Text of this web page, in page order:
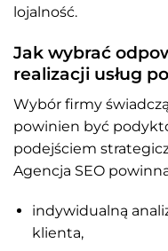
lojalność.
Jak wybrać
realizacji usług
Wybór firmy
powinien być
podejściem
Agencja SEO
indywidualną
klienta,